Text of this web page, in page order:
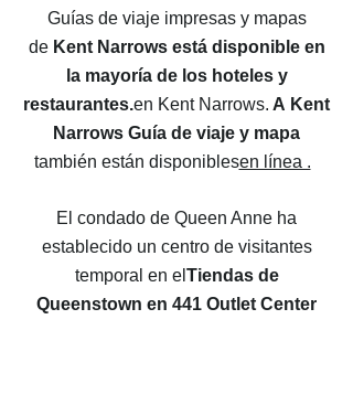
Guías de viaje impresas y mapas
de Kent Narrows está disponible en
la mayoría de los hoteles y
restaurantes.en Kent Narrows. A Kent
Narrows Guía de viaje y mapa
también están disponiblesen línea .
El condado de Queen Anne ha
establecido un centro de visitantes
temporal en el Tiendas de
Queenstown en 441 Outlet Center